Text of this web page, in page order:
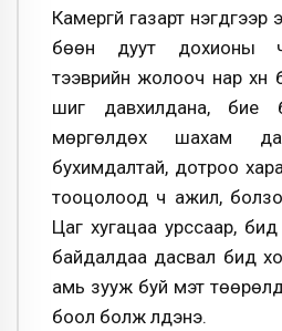
Камергүй газарт нэгдүгээр
бѳѳн дуут дохионы
тээврийн жолооч нар
шиг давхилдана, бие
мѳргѳлдѳх шахам
бухимдалтай, дотроо
тооцолоод ч ажил,
Цаг хугацаа урссаар,
байдалдаа дасвал бид
амь зууж буй мэт
боол болж үлдэнэ.